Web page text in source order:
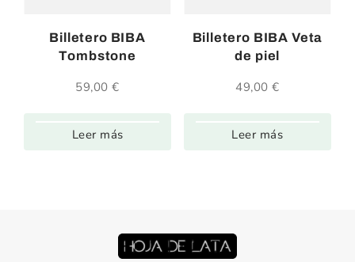
Billetero BIBA
Tombstone
59,00€
Leer más
Billetero BIBA Veta
de piel
49,00€
Leer más